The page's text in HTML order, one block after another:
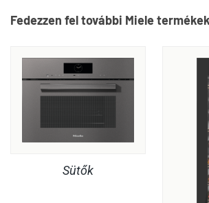
Fedezzen fel további Miele
Sütők